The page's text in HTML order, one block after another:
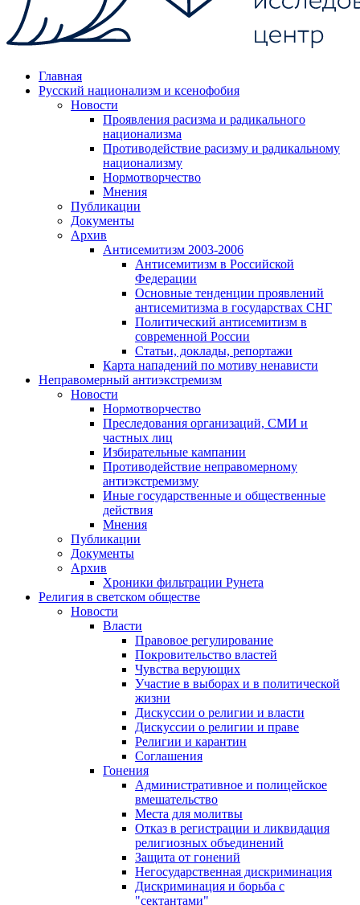
Главная
Русский национализм и ксенофобия
Новости
Проявления расизма и радикального
национализма
Противодействие расизму и радикальному
национализму
Нормотворчество
Мнения
Публикации
Документы
Архив
Антисемитизм 2003-2006
Антисемитизм в Российской
Федерации
Основные тенденции проявлений
антисемитизма в государствах СНГ
Политический антисемитизм в
современной России
Статьи, доклады, репортажи
Карта нападений по мотиву ненависти
Неправомерный антиэкстремизм
Новости
Нормотворчество
Преследования организаций, СМИ и
частных лиц
Избирательные кампании
Противодействие неправомерному
антиэкстремизму
Иные государственные и общественные
действия
Мнения
Публикации
Документы
Архив
Хроники фильтрации Рунета
Религия в светском обществе
Новости
Власти
Правовое регулирование
Покровительство властей
Чувства верующих
Участие в выборах и в политической
жизни
Дискуссии о религии и власти
Дискуссии о религии и праве
Религии и карантин
Соглашения
Гонения
Административное и полицейское
вмешательство
Места для молитвы
Отказ в регистрации и ликвидация
религиозных объединений
Защита от гонений
Негосударственная дискриминация
Дискриминация и борьба с
"сектантами"